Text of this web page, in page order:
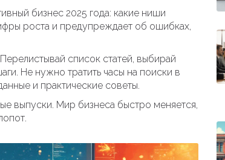
бизнес 2025 года: какие ниши
роста и предупреждает об ошибках,
список статей, выбирай
Не нужно тратить часы на поиски в
и практические советы.
выпуски. Мир бизнеса быстро меняется,